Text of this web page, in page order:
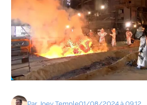
Agenda
Faits
divers
Sports
Société